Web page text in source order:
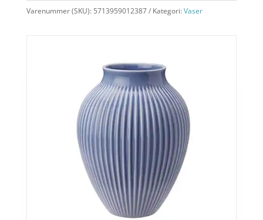
Varenummer (SKU): 5713959012387 Kategori:Vaser